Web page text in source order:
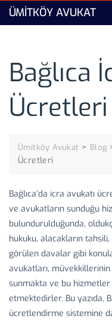
SkipÜMITKÖY AVUKAT
Bağlıca
Ücretleri
Ümitköy Avukat > Blog
Ücretleri
Bağlıca’da icra avukatı
ve avukatların sunduğu
bulundurulduğunda,
hukuku, alacakların
görülen davalar gibi
avukatları,
sunmakta ve bu
etmektedirler. Bu yazıda,
ücretlendirme sistemine